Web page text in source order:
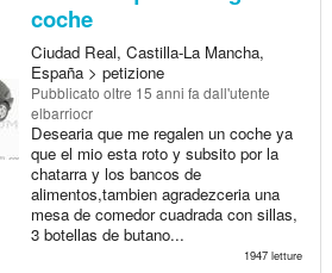
coche
Ciudad Real, Castilla-La Mancha,
España > petizione
Pubblicato oltre 15 anni fa dall'utente
elbarriocr
Desearia que me regalen un coche ya
que el mio esta roto y subsito por la
chatarra y los bancos de
alimentos,tambien agradezceria una
mesa de comedor cuadrada con sillas,
3 botellas de butano...
1947 letture